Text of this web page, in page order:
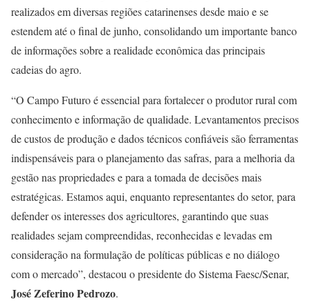
realizados em diversas regiões catarinenses desde maio e se
estendem até o final de junho, consolidando um importante banco
de informações sobre a realidade econômica das principais
cadeias do agro.
“O Campo Futuro é essencial para fortalecer o produtor rural com
conhecimento e informação de qualidade. Levantamentos precisos
de custos de produção e dados técnicos confiáveis são ferramentas
indispensáveis para o planejamento das safras, para a melhoria da
gestão nas propriedades e para a tomada de decisões mais
estratégicas. Estamos aqui, enquanto representantes do setor, para
defender os interesses dos agricultores, garantindo que suas
realidades sejam compreendidas, reconhecidas e levadas em
consideração na formulação de políticas públicas e no diálogo
com o mercado”, destacou o presidente do Sistema Faesc/Senar,
José Zeferino Pedrozo.